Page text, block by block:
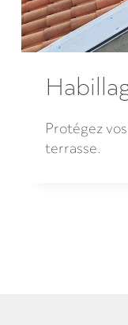
Protégez
terrasse.